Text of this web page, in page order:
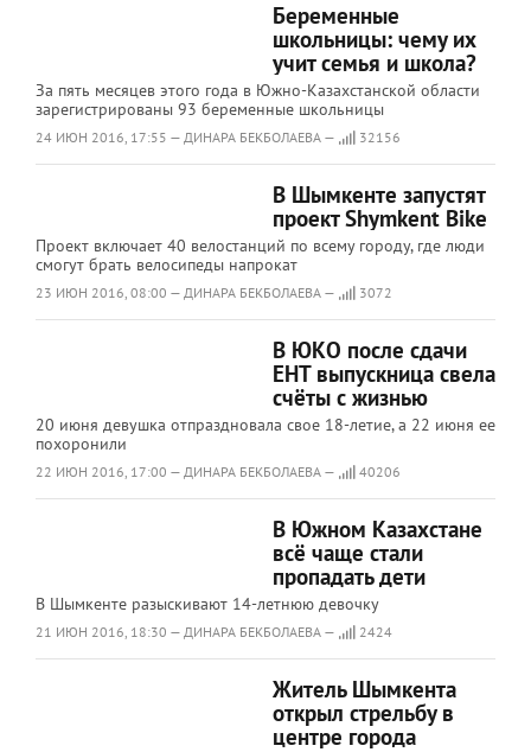
Беременные
школьницы: чему их
учит семья и школа?
За пять месяцев этого года в Южно-Казахстанской области
зарегистрированы 93 беременные школьницы
24 ИЮН 2016, 17:55 — ДИНАРА БЕКБОЛАЕВА — 32156
В Шымкенте запустят
проект Shymkent Bike
Проект включает 40 велостанций по всему городу, где люди
смогут брать велосипеды напрокат
23 ИЮН 2016, 08:00 — ДИНАРА БЕКБОЛАЕВА — 3072
В ЮКО после сдачи
ЕНТ выпускница свела
счёты с жизнью
20 июня девушка отпраздновала свое 18-летие, а 22 июня ее
похоронили
22 ИЮН 2016, 17:00 — ДИНАРА БЕКБОЛАЕВА — 40206
В Южном Казахстане
всё чаще стали
пропадать дети
В Шымкенте разыскивают 14-летнюю девочку
21 ИЮН 2016, 18:30 — ДИНАРА БЕКБОЛАЕВА — 2424
Житель Шымкента
открыл стрельбу в
центре города